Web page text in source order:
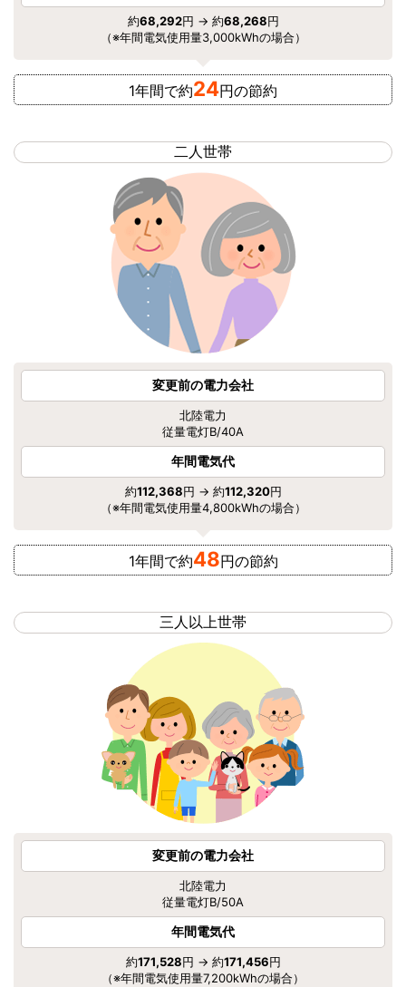
約68,292円 → 約68,268円
（※年間電気使用量3,000kWhの場合）
1年間で約24円の節約
二人世帯
変更前の電力会社
北陸電力
従量電灯B/40A
年間電気代
約112,368円 → 約112,320円
（※年間電気使用量4,800kWhの場合）
1年間で約48円の節約
三人以上世帯
変更前の電力会社
北陸電力
従量電灯B/50A
年間電気代
約171,528円 → 約171,456円
（※年間電気使用量7,200kWhの場合）